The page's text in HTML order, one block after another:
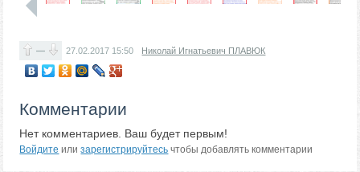
— 27.02.2017 15:50 Николай Игнатьевич ПЛАВЮК
Комментарии
Нет комментариев. Ваш будет первым!
Войдите илизарегистрируйтесь чтобы добавлять комментарии